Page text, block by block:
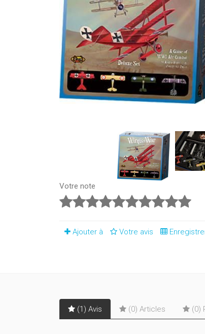
Votre note
Ajouter à Votre avis
(1) Avis (0) Articles (0)